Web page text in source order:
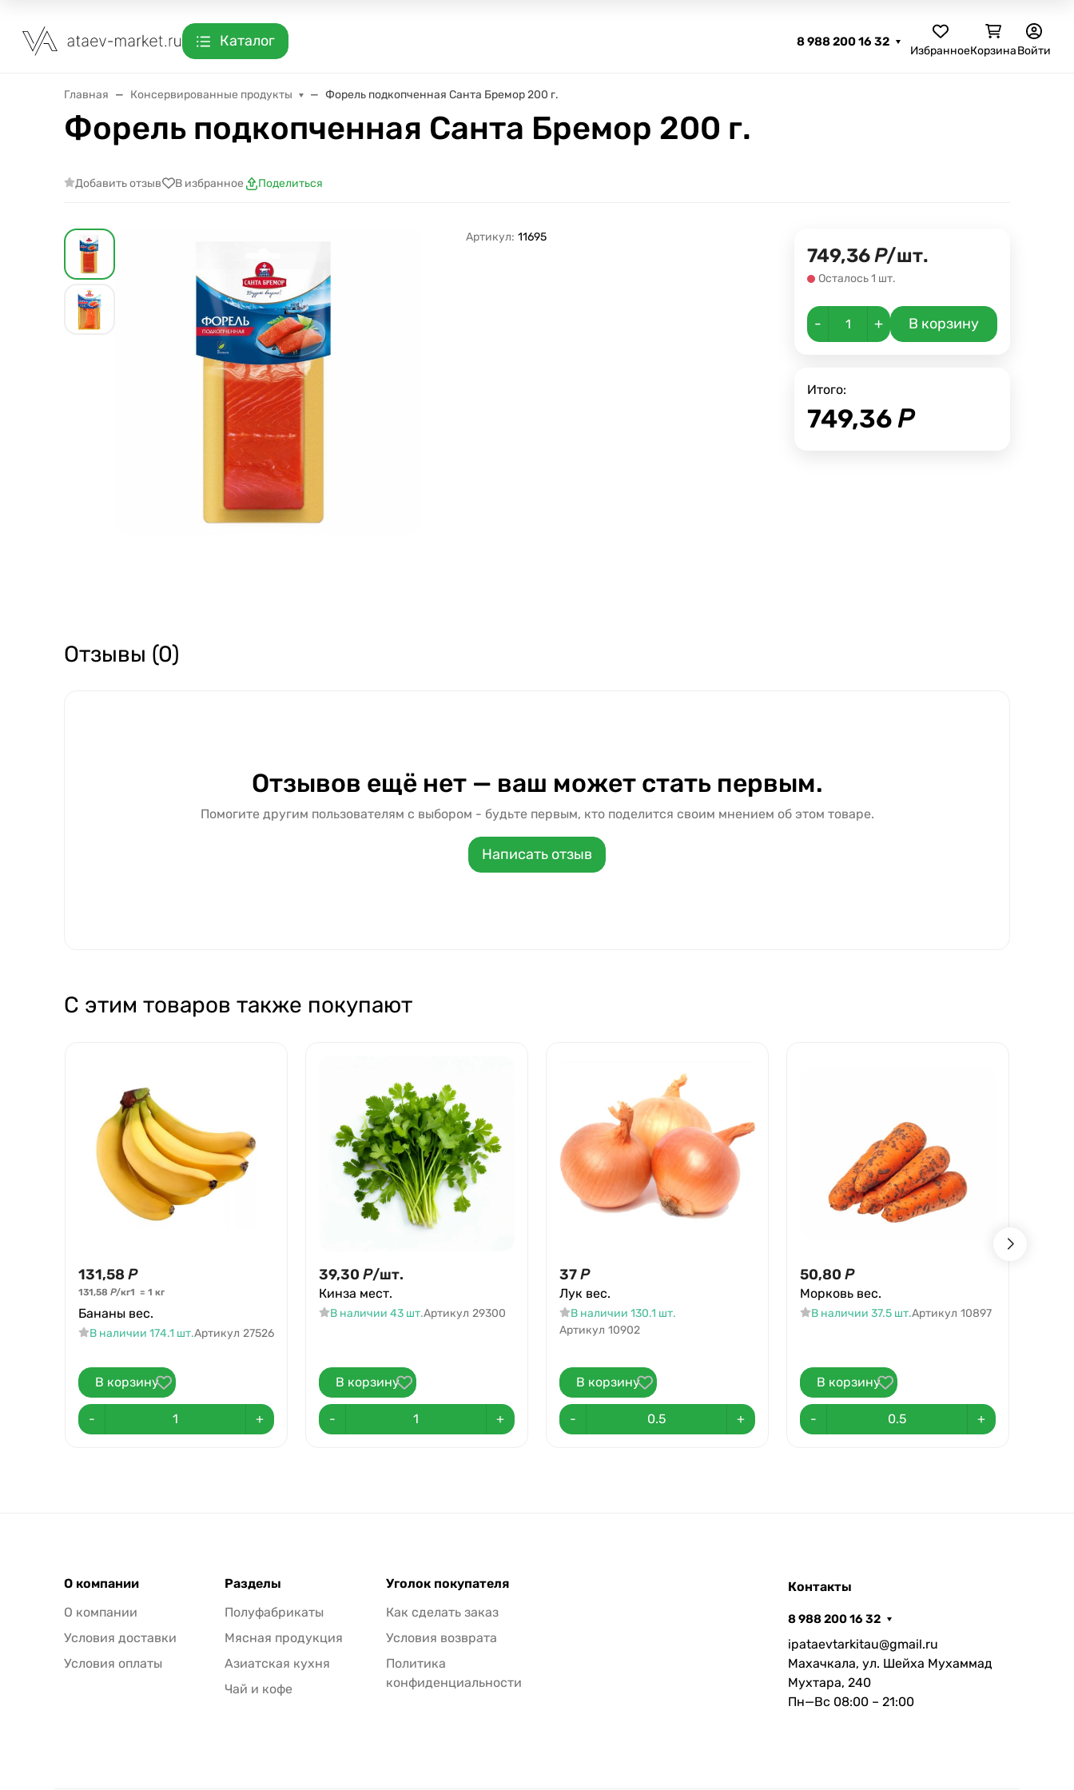
Каталог 8 988 200 16 32
ИзбранноеКорзинаВойти
Главная Консервированные продукты Форель подкопченная Санта Бремор 200 г.
Форель подкопченная Санта Бремор 200 г.
Добавить отзыв В избранное Поделиться
Артикул: 11695
749,36Р/шт.
Осталось 1 шт.
- + В корзину
Итого:
749,36 Р
Отзывы (0)
Отзывов ещё нет — ваш может стать первым.
Помогите другим пользователям с выбором - будьте первым, кто поделится своим мнением об этом товаре.
Написать отзыв
С этим товаров также покупают
131,58 Р
131,58 Р/кг1 = 1 кг
Бананы вес.
В наличии 174.1 шт.Артикул 27526
В корзину
- +
39,30 Р/шт.
Кинза мест.
В наличии 43 шт.Артикул 29300
В корзину
- +
37Р
Лук вес.
В наличии 130.1 шт.
Артикул 10902
В корзину
- +
50,80 Р
Морковь вес.
В наличии 37.5 шт.Артикул 10897
В корзину
- +
О компании
О компании
Условия доставки
Условия оплаты
Разделы
Полуфабрикаты
Мясная продукция
Азиатская кухня
Чай и кофе
Уголок покупателя
Как сделать заказ
Условия возврата
Политика
конфиденциальности
Контакты
8 988 200 16 32
ipataevtarkitau@gmail.ru
Махачкала, ул. Шейха Мухаммад
Мухтара, 240
Пн—Вс 08:00 – 21:00